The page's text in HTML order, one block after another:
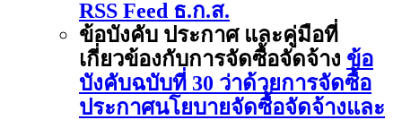
RSS Feed ธ.ก.ส.
ข้อบังคับ ประกาศ และคู่มือที่
เกี่ยวข้องกับการจัดซื้อจัดจ้าง ข้อ
บังคับฉบับที่ 30 ว่าด้วยการจัดซื้อ
ประกาศนโยบายจัดซื้อจัดจ้างและ